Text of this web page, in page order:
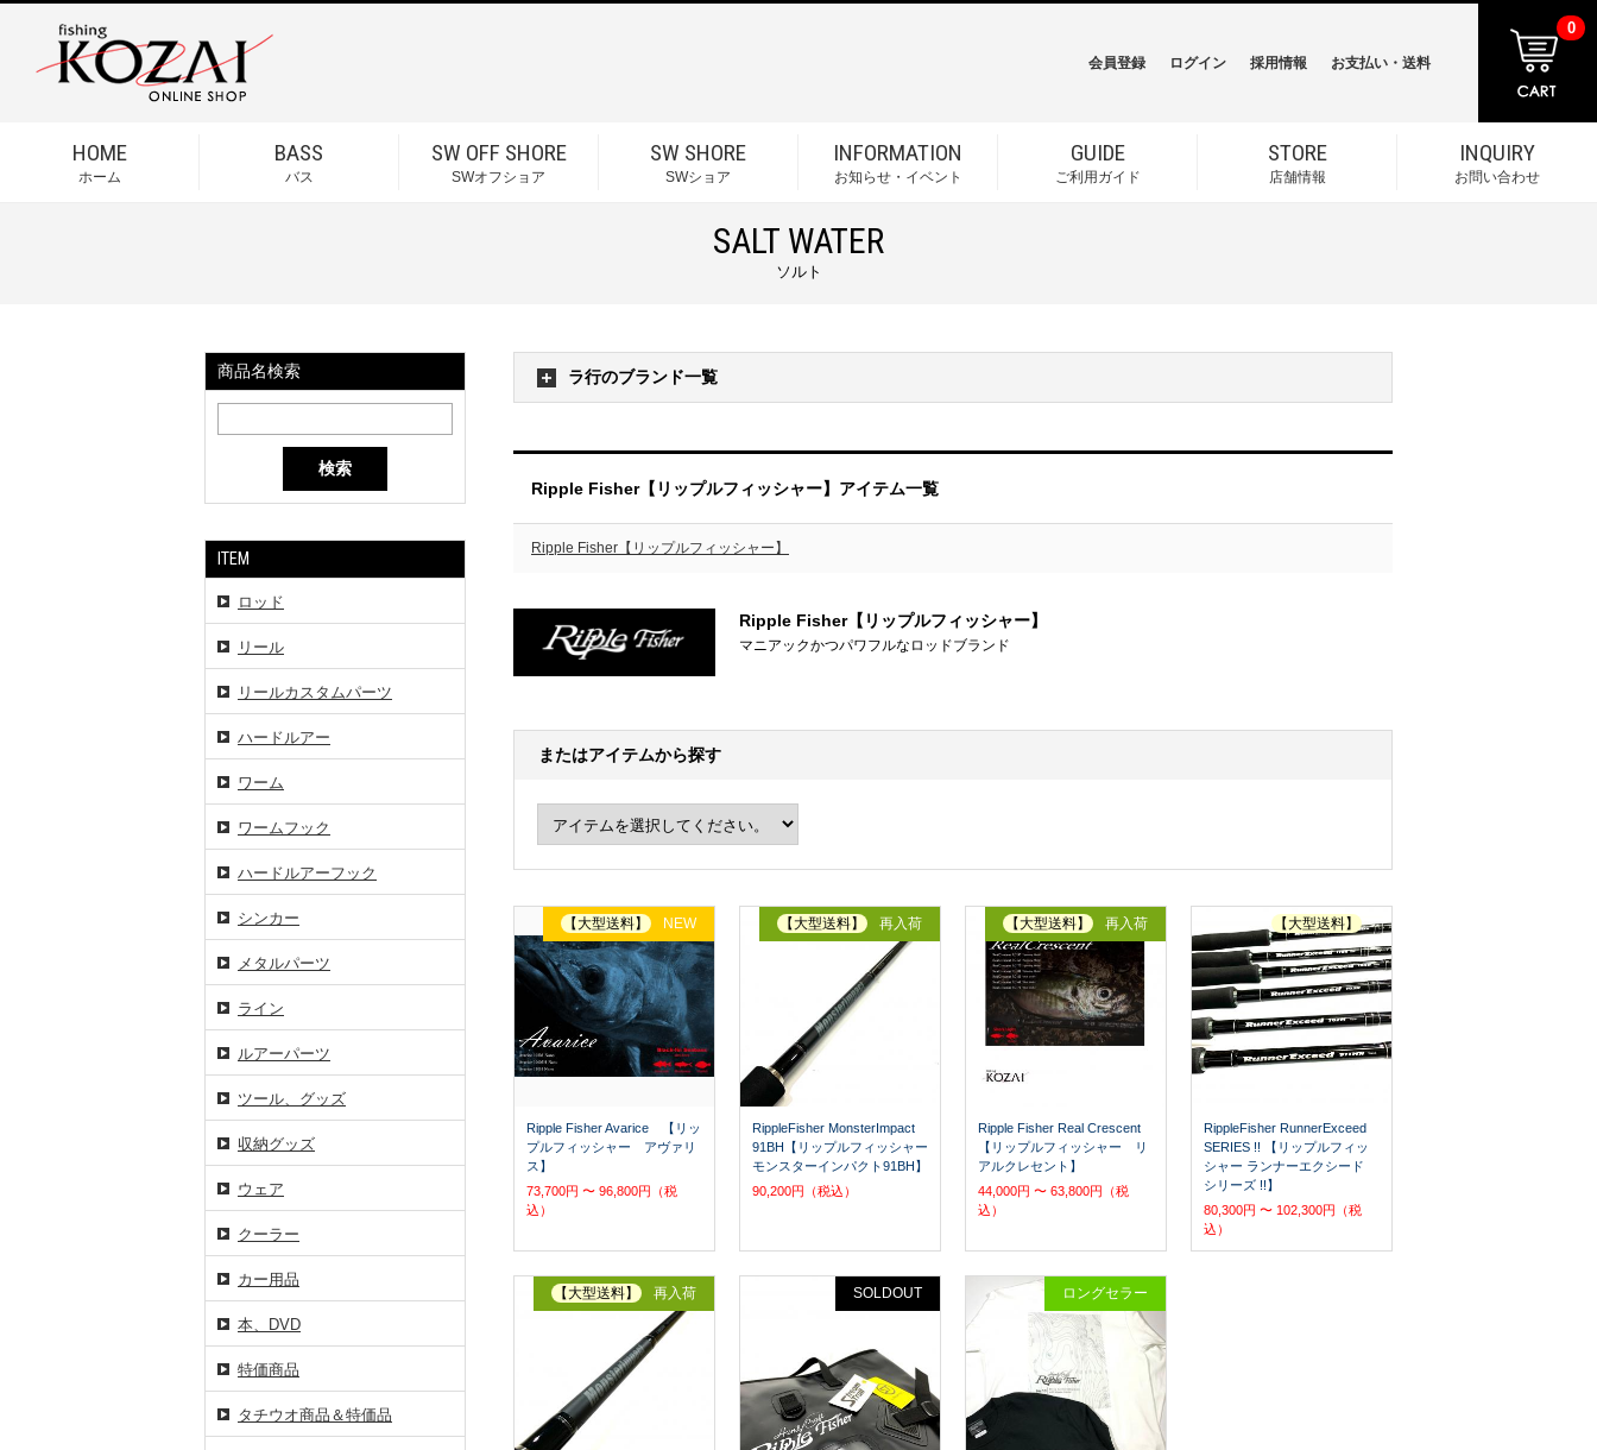
HOME
ホーム
BASS
バス
SW OFF SHORE
SWオフショア
SW SHORE
SWショア
INFORMATION
お知らせ・イベント
GUIDE
ご利用ガイド
STORE
店舗情報
INQUIRY
お問い合わせ
会員登録 ログイン 採用情報 お支払い・送料
0
SALT WATER
ソルト
商品名検索
検索
ITEM
ロッド
リール
リールカスタムパーツ
ハードルアー
ワーム
ワームフック
ハードルアーフック
シンカー
メタルパーツ
ライン
ルアーパーツ
ツール、グッズ
収納グッズ
ウェア
クーラー
カー用品
本、DVD
特価商品
タチウオ商品＆特価品
ラ行のブランド一覧
Ripple Fisher【リップルフィッシャー】アイテム一覧
Ripple Fisher【リップルフィッシャー】
Ripple Fisher【リップルフィッシャー】
マニアックかつパワフルなロッドブランド
またはアイテムから探す
Ripple Fisher Avarice 【リッ
プルフィッシャー アヴァリ
ス】
73,700円 〜 96,800円（税
込）
【大型送料】 NEW
RippleFisher MonsterImpact
91BH【リップルフィッシャー
モンスターインパクト91BH】
90,200円（税込）
【大型送料】 再入荷
Ripple Fisher Real Crescent
【リップルフィッシャー リ
アルクレセント】
44,000円 〜 63,800円（税
込）
【大型送料】 再入荷
RippleFisher RunnerExceed
SERIES !! 【リップルフィッ
シャー ランナーエクシード
シリーズ !!】
80,300円 〜 102,300円（税
込）
【大型送料】
【大型送料】 再入荷 SOLDOUT ロングセラー